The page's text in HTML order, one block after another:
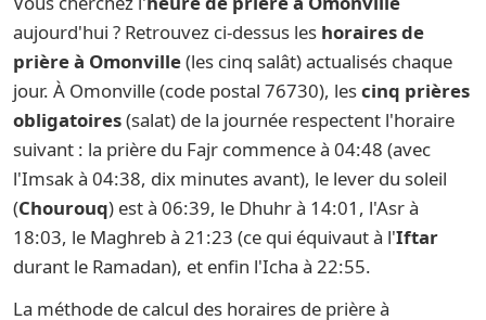
aujourd'hui ? Retrouvez ci-dessus les horaires de
prière à Omonville(les cinq salât) actualisés chaque
jour. À Omonville (code postal 76730), lescinq prières
obligatoires(salat) de la journée respectent l'horaire
suivant : la prière du Fajr commence à 04:48 (avec
l'Imsak à 04:38, dix minutes avant), le lever du soleil
(Chourouq) est à 06:39, le Dhuhr à 14:01, l'Asr à
18:03, le Maghreb à 21:23 (ce qui équivaut à l'Iftar
durant le Ramadan), et enfin l'Icha à 22:55.
La méthode de calcul des horaires de prière à